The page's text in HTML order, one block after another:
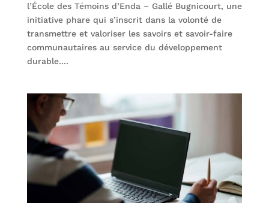
l’École des Témoins d’Enda – Gallé Bugnicourt, une
initiative phare qui s’inscrit dans la volonté de
transmettre et valoriser les savoirs et savoir-faire
communautaires au service du développement
durable....